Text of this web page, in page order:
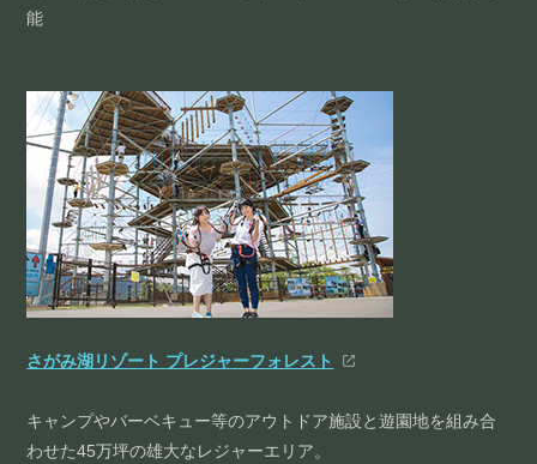
能
さがみ湖リゾート プレジャーフォレスト
キャンプやバーベキュー等のアウトドア施設と遊園地を組み合
わせた45万坪の雄大なレジャーエリア。